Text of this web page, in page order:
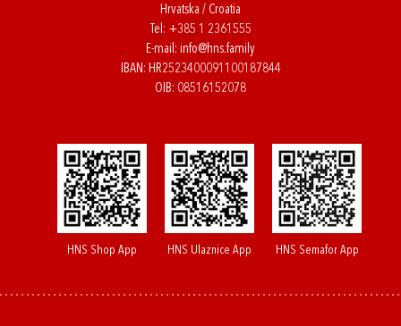
Hrvatska / Croatia
Tel: +385 1 2361555
E-mail: info@hns.family
IBAN: HR2523400091100187844
OIB: 08516152078
HNS Shop App HNS Ulaznice App HNS Semafor App